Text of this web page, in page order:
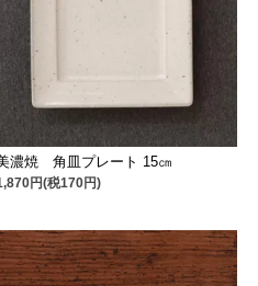
濃焼 角皿プレート 15㎝
円(税170円)